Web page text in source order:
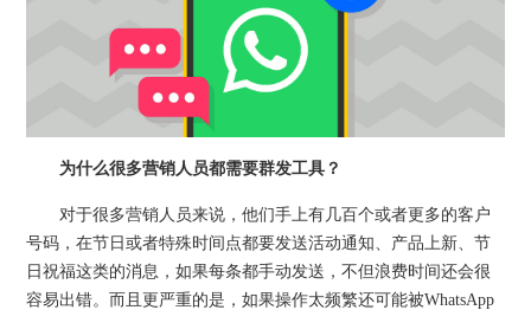
为什么很多营销人员都需要群发工具？
对于很多营销人员来说，他们手上有几百个或者更多的客户
号码，在节日或者特殊时间点都要发送活动通知、产品上新、节
日祝福这类的消息，如果每条都手动发送，不但浪费时间还会很
容易出错。而且更严重的是，如果操作太频繁还可能被WhatsApp